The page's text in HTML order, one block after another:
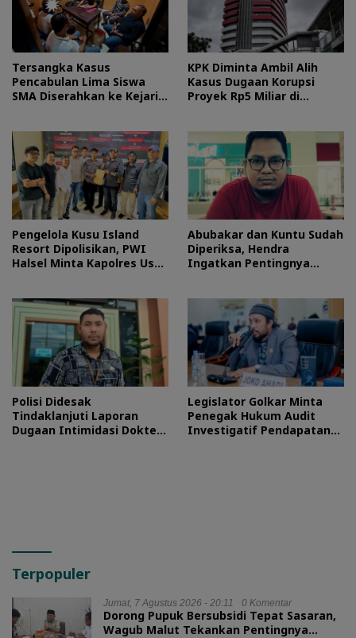
Tersangka Kasus
Pencabulan Lima Siswa
SMA Diserahkan ke Kejari
KPK Diminta Ambil Alih
Kasus Dugaan Korupsi
Proyek Rp5 Miliar di
Pengelola Kusu Island
Resort Dipolisikan, PWI
Halsel Minta Kapolres Usut
Abubakar dan Kuntu Sudah
Diperiksa, Hendra
Ingatkan Pentingnya
Polisi Didesak
Tindaklanjuti Laporan
Dugaan Intimidasi Dokter
Legislator Golkar Minta
Penegak Hukum Audit
Investigatif Pendapatan
Terpopuler
Jumat, 7 Agustus 2026 - 20:11 0 Komentar
Dorong Pupuk Bersubsidi Tepat Sasaran,
Wagub Malut Tekankan Pentingnya